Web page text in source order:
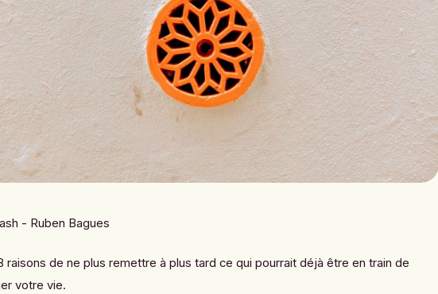
- Ruben Bagues
raisons de ne plus remettre à plus tard ce qui pourrait déjà être en train de
votre vie.